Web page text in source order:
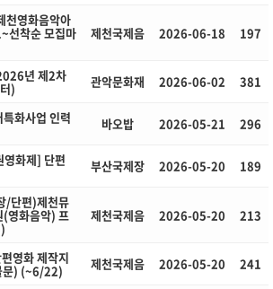
영화음악아
선착순 모집마 제천국제음 2026-06-18 197
년 제2차
) 관악문화재 2026-06-02 381
화사업 인력 바오밥 2026-05-21 296
화제] 단편 부산국제장 2026-05-20 189
/단편)제천뮤
(영화음악) 프 제천국제음 2026-05-20 213
영화 제작지
문) (~6/22) 제천국제음 2026-05-20 241